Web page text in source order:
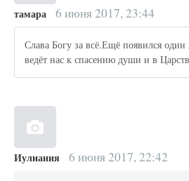
тамара 6 июня 2017, 23:44
Слава Богу за всё.Ещё появился один
ведёт нас к спасению души и в
Иулиания 6 июня 2017, 22:42